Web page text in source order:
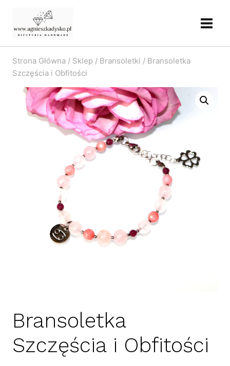
Strona Główna / Sklep / Bransoletki / Bransoletka
Szczęścia i Obfitości
Bransoletka
Szczęścia i Obfitości